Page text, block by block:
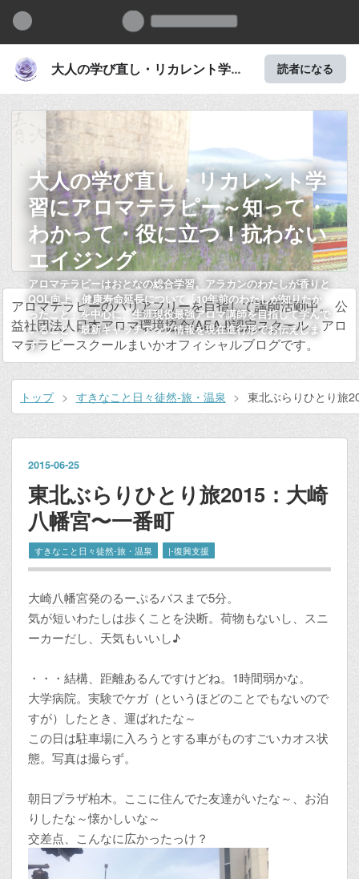
大人の学び直し・リカレント学習
って・役に立つ！抗わないエイジ
ング
読者になる
大人の学び直し・リカレント学
習にアロマテラピー～知って・
わかって・役に立つ！抗わない
エイジング
アロマテラピーはおとなの総合学習。アラカンのわたしが香りと
QOL向上・健康寿命延長について「10年前のわたしが知りたか
ったこと」を中心に、生涯現役最強アロマ講師を目指して学んで
いること・最新キャッチアップ情報を現在進行形でお伝えしま
す。
アロマテラピーのバリアフリーを目指して講師活動中。 公
益社団法人日本アロマ環境協会(AEAJ)認定スクール アロ
マテラピースクールまいかオフィシャルブログです。
トップ > すきなこと日々徒然‐旅・温泉 > 東北ぶらりひとり旅
2015-06-25
東北ぶらりひとり旅2015：大崎
八幡宮〜一番町
すきなこと日々徒然‐旅・温泉 |-復興支援
大崎八幡宮発のるーぷるバスまで5分。
気が短いわたしは歩くことを決断。荷物もないし、スニ
ーカーだし、天気もいいし♪
・・・結構、距離あるんですけどね。1時間弱かな。
大学病院。実験でケガ（というほどのことでもないので
すが）したとき、運ばれたな～
この日は駐車場に入ろうとする車がものすごいカオス状
態。写真は撮らず。
朝日プラザ柏木。ここに住んでた友達がいたな～、お泊
りしたな～懐かしいな～
交差点、こんなに広かったっけ？